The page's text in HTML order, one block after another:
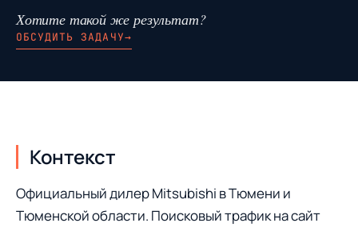
Хотите такой же результат?
ОБСУДИТЬ ЗАДАЧУ→
Контекст
Официальный дилер Mitsubishi в Тюмени и
Тюменской области. Поисковый трафик на сайт